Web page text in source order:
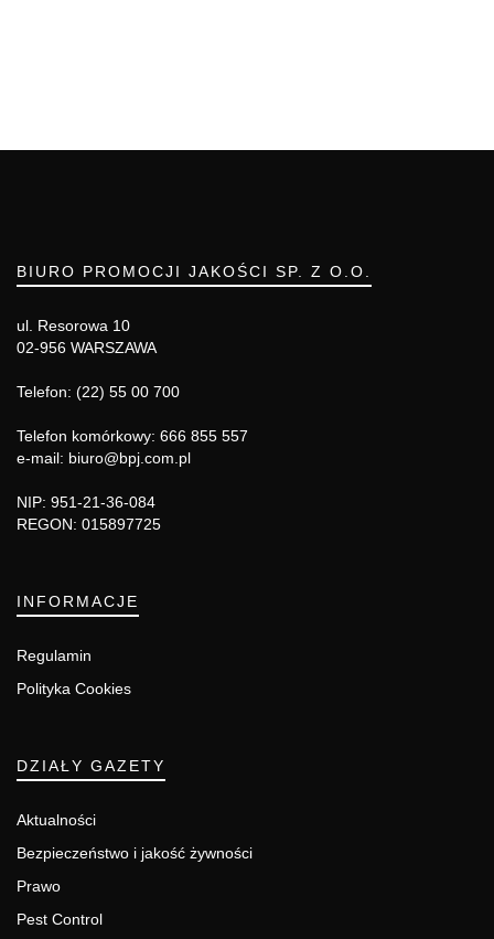
BIURO PROMOCJI JAKOŚCI SP. Z O.O.
ul. Resorowa 10
02-956 WARSZAWA
Telefon: (22) 55 00 700
Telefon komórkowy: 666 855 557
e-mail: biuro@bpj.com.pl
NIP: 951-21-36-084
REGON: 015897725
INFORMACJE
Regulamin
Polityka Cookies
DZIAŁY GAZETY
Aktualności
Bezpieczeństwo i jakość żywności
Prawo
Pest Control